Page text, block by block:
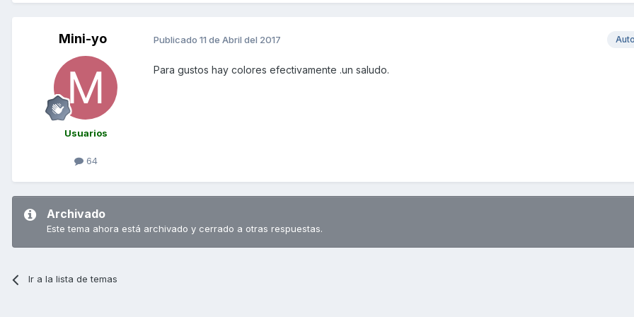
Mini-yo
Usuarios
64
Publicado 11 de Abril del 2017
Para gustos hay colores efectivamente .un saludo.
Archivado
Este tema ahora está archivado y cerrado a otras respuestas.
Ir a la lista de temas